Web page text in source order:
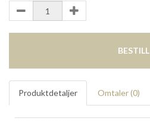
BESTILL
Produktdetaljer Omtaler (0)